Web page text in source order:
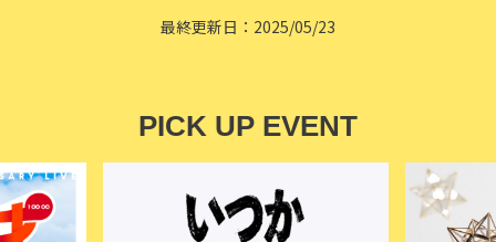
最終更新日：2025/05/23
PICK UP EVENT